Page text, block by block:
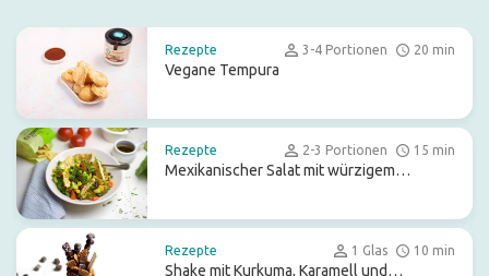
Rezepte 3-4 Portionen 20 min
Vegane Tempura
Rezepte 2-3 Portionen 15 min
Mexikanischer Salat mit würzigem
Rezepte 1 Glas 10 min
Shake mit Kurkuma, Karamell und